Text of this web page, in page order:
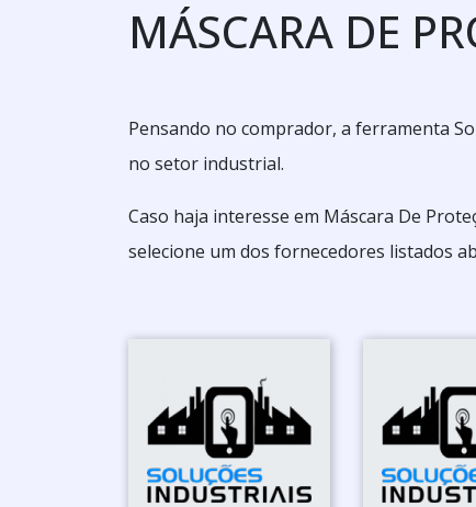
MÁSCARA DE
Pensando no comprador, a ferramenta
no setor industrial.
Caso haja interesse em Máscara De
selecione um dos fornecedores listados